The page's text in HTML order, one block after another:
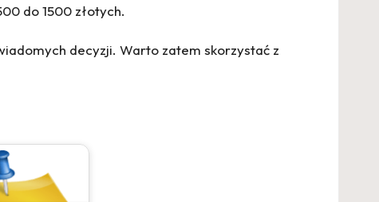
do 1500 złotych.
decyzji. Warto zatem skorzystać z